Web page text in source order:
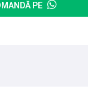
PE